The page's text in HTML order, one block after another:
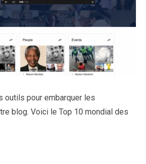
outils pour embarquer les
blog. Voici le Top 10 mondial des